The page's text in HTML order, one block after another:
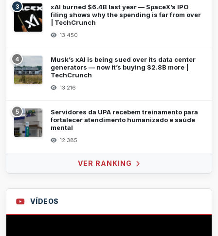
3
xAI burned $6.4B last year — SpaceX’s IPO
filing shows why the spending is far from over
| TechCrunch
13.450
4
Musk’s xAI is being sued over its data center
generators — now it’s buying $2.8B more |
TechCrunch
13.216
5
Servidores da UPA recebem treinamento para
fortalecer atendimento humanizado e saúde
mental
12.385
VER RANKING
VÍDEOS